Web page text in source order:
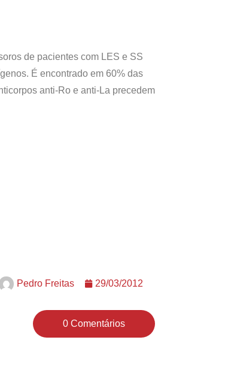
de pacientes com LES e SS
É encontrado em 60% das
anti-Ro e anti-La precedem
Pedro Freitas 29/03/2012
0 Comentários